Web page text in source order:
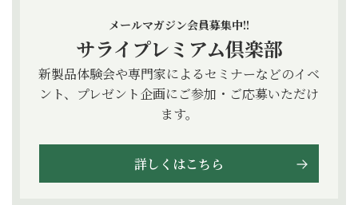
メールマガジン会員募集中!!
サライプレミアム倶楽部
新製品体験会や専門家によるセミナーなどのイベ
ント、プレゼント企画にご参加・ご応募いただけ
ます。
詳しくはこちら